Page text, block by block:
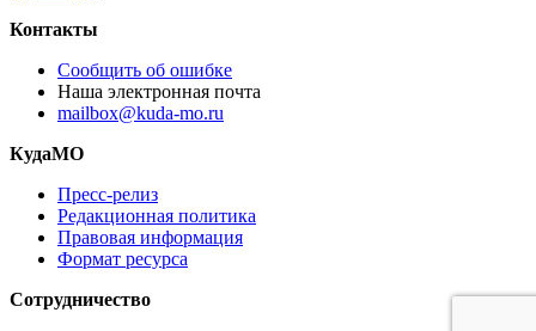
Контакты
Сообщить об ошибке
Наша электронная почта
mailbox@kuda-mo.ru
КудаМО
Пресс-релиз
Редакционная политика
Правовая информация
Формат ресурса
Сотрудничество